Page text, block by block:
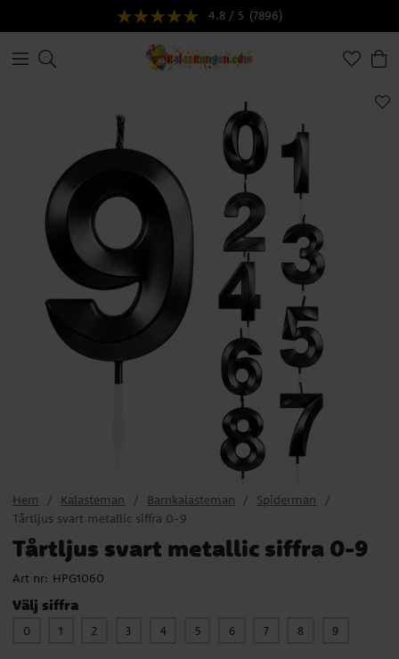
4.8 / 5 (7896)
Hem Kalasteman Barnkalasteman
Spiderman
Tårtljus svart metallic siffra 0-9
Tårtljus svart metallic siffra 0-9
Art nr: HPG1060
Välj siffra
0 1 2 3 4 5 6 7 8 9